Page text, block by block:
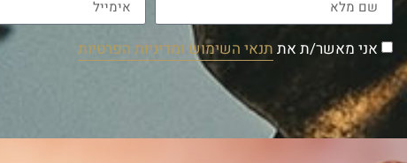
אני מאשר/ת את תנאי השימוש ומדיניות הפרטיות